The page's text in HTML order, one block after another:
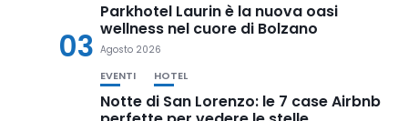
03
Parkhotel Laurin è la nuova oasi
wellness nel cuore di Bolzano
Agosto 2026
EVENTI HOTEL
Notte di San Lorenzo: le 7 case Airbnb